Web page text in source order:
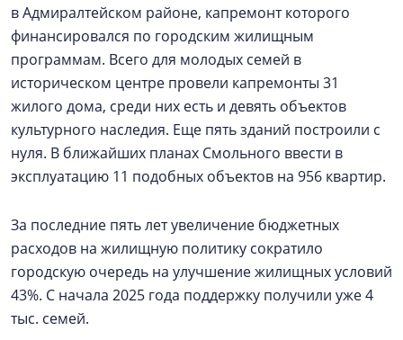
в Адмиралтейском районе, капремонт которого
финансировался по городским жилищным
программам. Всего для молодых семей в
историческом центре провели капремонты 31
жилого дома, среди них есть и девять объектов
культурного наследия. Еще пять зданий построили с
нуля. В ближайших планах Смольного ввести в
эксплуатацию 11 подобных объектов на 956 квартир.
За последние пять лет увеличение бюджетных
расходов на жилищную политику сократило
городскую очередь на улучшение жилищных условий
43%. С начала 2025 года поддержку получили уже 4
тыс. семей.